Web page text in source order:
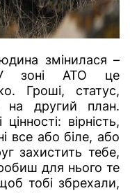
змінилася –
У зоні АТО це
Гроші, статус,
на другий план.
вірність,
все або біле, або
захистить тебе,
для нього те
тобі збрехали,